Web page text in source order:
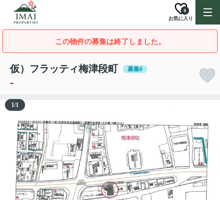
お気に入り
0
この物件の募集は終了しました。
仮）フラッティ梅津段町 募集0
-
1/1